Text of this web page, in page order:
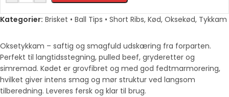
Kategorier: Brisket • Ball Tips • Short Ribs, Kød, Oksekød, Tykkam
Oksetykkam – saftig og smagfuld udskæring fra forparten.
Perfekt til langtidsstegning, pulled beef, gryderetter og
simremad. Kødet er grovfibret og med god fedtmarmorering,
hvilket giver intens smag og mør struktur ved langsom
tilberedning. Leveres fersk og klar til brug.